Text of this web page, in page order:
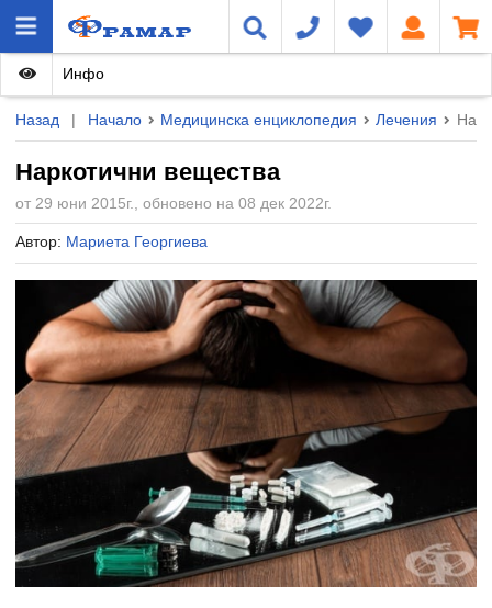
Назад | Начало Медицинска енциклопедия Лечения
Наркотични вещества
от 29 юни 2015г., обновено на 08 дек 2022г.
Автор: Мариета Георгиева
Инфо